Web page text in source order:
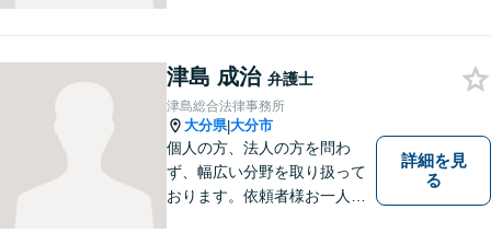
津島 成治 弁護士
津島総合法律事務所
大分県|大分市
個人の方、法人の方を問わ
ず、幅広い分野を取り扱って
おります。依頼者様お一人お
詳細を見
る